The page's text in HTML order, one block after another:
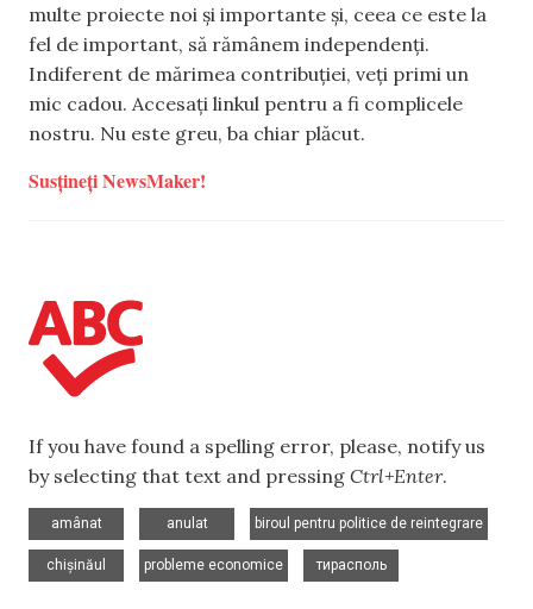
multe proiecte noi și importante și, ceea ce este la
fel de important, să rămânem independenți.
Indiferent de mărimea contribuției, veți primi un
mic cadou. Accesați linkul pentru a fi complicele
nostru. Nu este greu, ba chiar plăcut.
Susțineți NewsMaker!
If you have found a spelling error, please, notify us
by selecting that text and pressing Ctrl+Enter.
amânat
anulat
biroul pentru politice de reintegrare
chișinăul
probleme economice
тирасполь